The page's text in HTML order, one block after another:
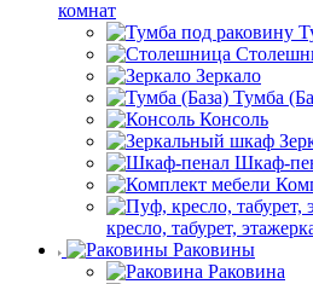
комнат
Зеркало
Тумба
Консоль
Шкаф-
кресло, табурет,
Раковины
Раковина